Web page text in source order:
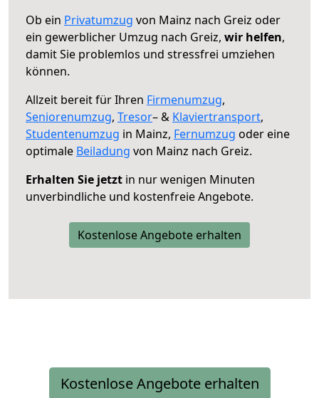
Ob ein Privatumzug von Mainz nach Greiz oder
ein gewerblicher Umzug nach Greiz, wir helfen,
damit Sie problemlos und stressfrei umziehen
können.
Allzeit bereit für Ihren Firmenumzug,
Seniorenumzug, Tresor– & Klaviertransport,
Studentenumzug in Mainz, Fernumzug oder eine
optimale Beiladung von Mainz nach Greiz.
Erhalten Sie jetzt in nur wenigen Minuten
unverbindliche und kostenfreie Angebote.
Kostenlose Angebote erhalten
Kostenlose Angebote erhalten